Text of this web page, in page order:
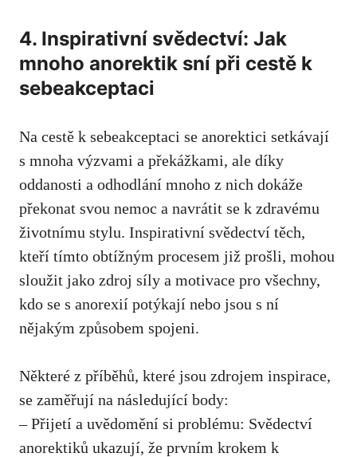
4. Inspirativní svědectví:‍ Jak
mnoho anorektik sní při cestě k
sebeakceptaci
Na cestě⁢ k sebeakceptaci ⁣se anorektici setkávají
s mnoha⁣ výzvami a ⁤překážkami,‍ ale díky
oddanosti a odhodlání mnoho z ‍nich ‍dokáže
překonat⁣ svou nemoc ‍a navrátit se k zdravému
životnímu stylu. Inspirativní svědectví těch,
kteří tímto obtížným procesem již prošli, mohou
sloužit ⁣jako zdroj síly a motivace ‌pro všechny,
⁣kdo se s anorexií potýkají nebo jsou s ní
nějakým způsobem⁢ spojeni.
Některé z příběhů, které jsou zdrojem inspirace,
se ⁤zaměřují na následující body:
– Přijetí a uvědomění si ⁤problému: Svědectví
anorektiků ukazují, že prvním krokem k